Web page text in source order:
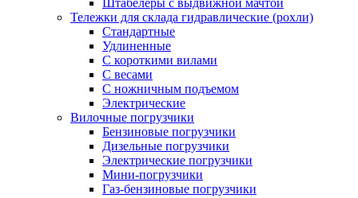
Штабелеры с выдвижной мачтой
Тележки для склада гидравлические (рохли)
Стандартные
Удлиненные
С короткими вилами
С весами
С ножничным подъемом
Электрические
Вилочные погрузчики
Бензиновые погрузчики
Дизельные погрузчики
Электрические погрузчики
Мини-погрузчики
Газ-бензиновые погрузчики